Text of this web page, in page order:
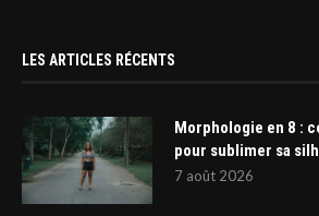
LES ARTICLES RÉCENTS
Morphologie en 8 :
pour sublimer sa
7 août 2026